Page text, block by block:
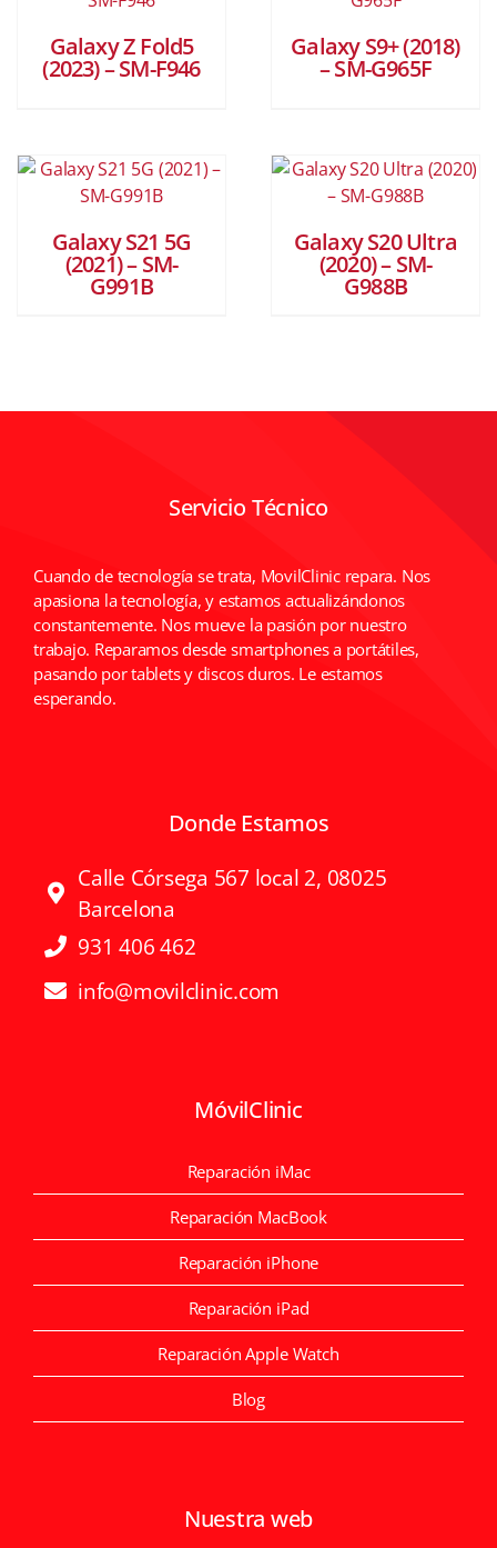
Galaxy Z Fold5
(2023) – SM-F946
Galaxy S9+ (2018)
– SM-G965F
Galaxy S21 5G
(2021) – SM-
G991B
Galaxy S20 Ultra
(2020) – SM-
G988B
Servicio Técnico
Cuando de tecnología se trata, MovilClinic repara. Nos
apasiona la tecnología, y estamos actualizándonos
constantemente. Nos mueve la pasión por nuestro
trabajo. Reparamos desde smartphones a portátiles,
pasando por tablets y discos duros. Le estamos
esperando.
Donde Estamos
Calle Córsega 567 local 2, 08025
Barcelona
931 406 462
info@movilclinic.com
MóvilClinic
Reparación iMac
Reparación MacBook
Reparación iPhone
Reparación iPad
Reparación Apple Watch
Blog
Nuestra web